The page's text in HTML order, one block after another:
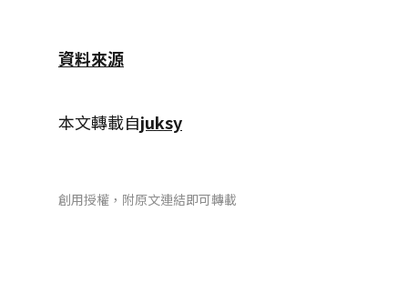
資料來源
本文轉載自juksy
創用授權，附原文連結即可轉載